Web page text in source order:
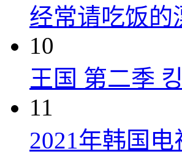
经常请吃饭的
10
王国 第二季
11
2021年韩国